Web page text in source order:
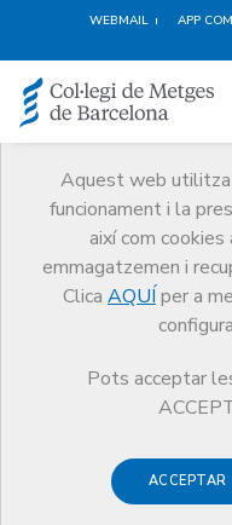
WEBMAIL APP
Aquest web
funcionament i la
així com
emmagatzemen i
Clica AQUÍ per a
Pots acceptar
ACCEPTAR
Metges
Metges
Quotes
El rebut col·legial és
conceptes fixos: